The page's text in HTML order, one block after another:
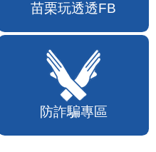
苗栗玩透透FB
防詐騙專區